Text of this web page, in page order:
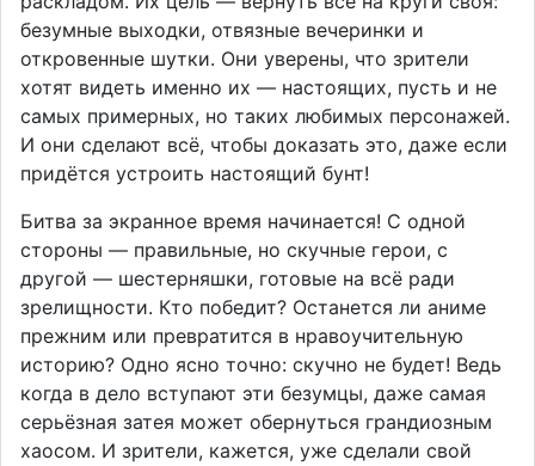
безумные выходки, отвязные вечеринки и
откровенные шутки. Они уверены, что зрители
хотят видеть именно их — настоящих, пусть и не
самых примерных, но таких любимых персонажей.
И они сделают всё, чтобы доказать это, даже если
придётся устроить настоящий бунт!
Битва за экранное время начинается! С одной
стороны — правильные, но скучные герои, с
другой — шестерняшки, готовые на всё ради
зрелищности. Кто победит? Останется ли аниме
прежним или превратится в нравоучительную
историю? Одно ясно точно: скучно не будет! Ведь
когда в дело вступают эти безумцы, даже самая
серьёзная затея может обернуться грандиозным
хаосом. И зрители, кажется, уже сделали свой